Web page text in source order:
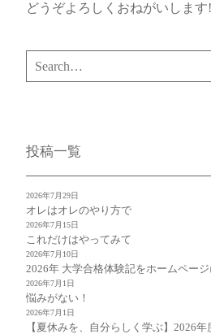
どうぞよろしくおねがいします!
検
索
投稿一覧
オレはオレのやり方で
2026年7月29日
これだけはやってみて
2026年7月15日
2026年 大学合格体験記をホームページ
2026年7月10日
悩みがない！
2026年7月1日
【夏休みを、自分らしく学ぶ】2026年
2026年7月1日